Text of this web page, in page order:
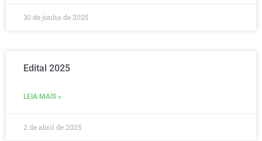
30 de junho de 2025
Edital 2025
LEIA MAIS »
2 de abril de 2025